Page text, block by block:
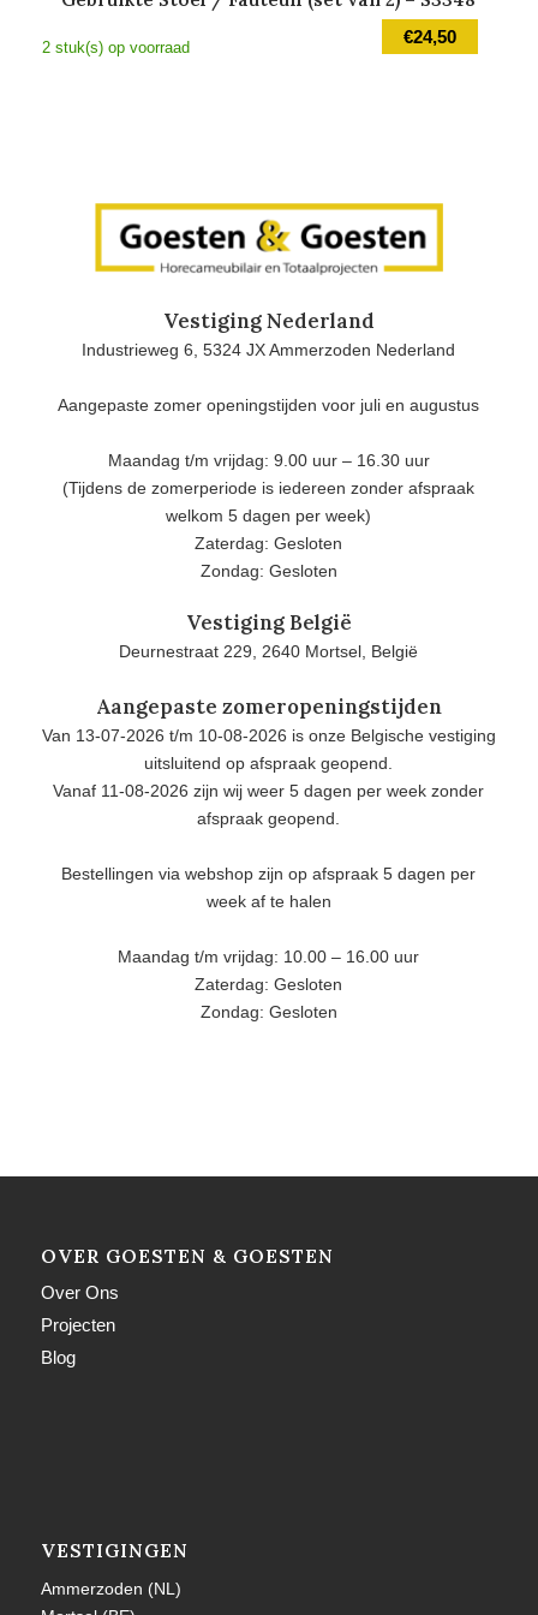
€24,50
2 stuk(s) op voorraad
Vestiging Nederland
Industrieweg 6, 5324 JX Ammerzoden Nederland
Aangepaste zomer openingstijden voor juli en augustus
Maandag t/m vrijdag: 9.00 uur – 16.30 uur
(Tijdens de zomerperiode is iedereen zonder afspraak
welkom 5 dagen per week)
Zaterdag: Gesloten
Zondag: Gesloten
Vestiging België
Deurnestraat 229, 2640 Mortsel, België
Aangepaste zomeropeningstijden
Van 13-07-2026 t/m 10-08-2026 is onze Belgische vestiging
uitsluitend op afspraak geopend.
Vanaf 11-08-2026 zijn wij weer 5 dagen per week zonder
afspraak geopend.
Bestellingen via webshop zijn op afspraak 5 dagen per
week af te halen
Maandag t/m vrijdag: 10.00 – 16.00 uur
Zaterdag: Gesloten
Zondag: Gesloten
OVER GOESTEN & GOESTEN
Over Ons
Projecten
Blog
VESTIGINGEN
Ammerzoden (NL)